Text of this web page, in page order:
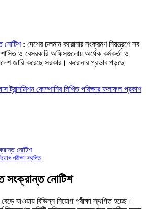
নোটিশ: দেশের চলমান করোনার সংক্রমণ নিয়ন্ত্রণে সব
ও বেসরকারি অফিসগুলোয় অর্ধেক কর্মকর্তা ও
আদেশ জারি করেছে সরকার। করোনার প্রভাব পড়ছে
ট্রান্সমিশন কোম্পানির লিখিত পরিক্ষার ফলাফল প্রকাশ
নোটিশ
পরীক্ষা স্থগিত
সংক্রান্ত নোটিশ
যাওয়ায় বিভিন্ন নিয়োগ পরীক্ষা স্থগিত হচ্ছে।